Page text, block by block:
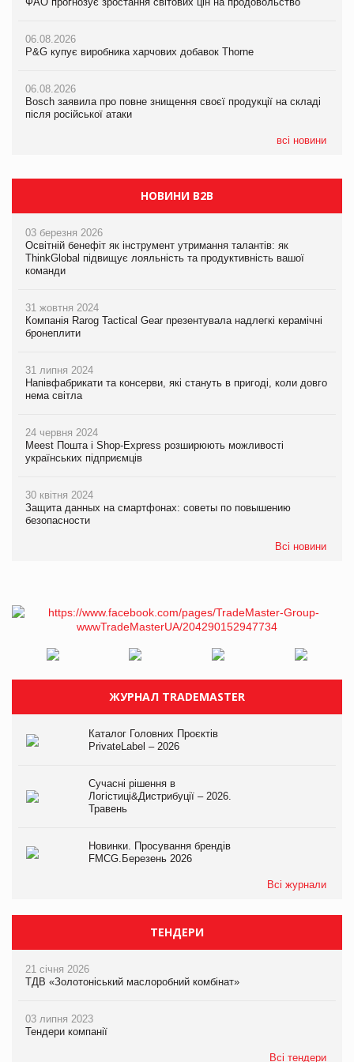
06.08.2026
P&G купує виробника харчових добавок Thorne
06.08.2026
Bosch заявила про повне знищення своєї продукції на складі
після російської атаки
всі новини
06.08.2026
P&G купує виробника харчових добавок Thorne
06.08.2026
Bosch заявила про повне знищення своєї продукції на складі
після російської атаки
06.08.2026
P&G купує виробника харчових добавок Thorne
06.08.2026
Bosch заявила про повне знищення своєї продукції на складі
після російської атаки
НОВИНИ B2B
03 березня 2026
Освітній бенефіт як інструмент утримання талантів: як
ThinkGlobal підвищує лояльність та продуктивність вашої
команди
31 жовтня 2024
Компанія Rarog Tactical Gear презентувала надлегкі керамічні
бронеплити
31 липня 2024
Напівфабрикати та консерви, які стануть в пригоді, коли довго
нема світла
24 червня 2024
Meest Пошта і Shop-Express розширюють можливості
українських підприємців
30 квітня 2024
Защита данных на смартфонах: советы по повышению
безопасности
Всі новини
ЖУРНАЛ TRADEMASTER
Каталог Головних Проєктів
PrivateLabel – 2026
Сучасні рішення в
Логістиці&Дистрибуції – 2026.
Травень
Новинки. Просування брендів
FMCG.Березень 2026
Всі журнали
ТЕНДЕРИ
21 січня 2026
ТДВ «Золотоніський маслоробний комбінат»
03 липня 2023
Тендери компанії
Всі тендери